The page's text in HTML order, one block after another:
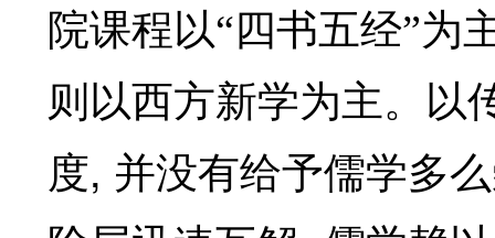
院课程以“四书五经”为
则以西方新学为主。以
度, 并没有给予儒学多